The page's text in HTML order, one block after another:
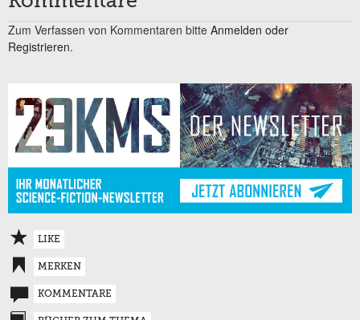
Zum Verfassen von Kommentaren bitte Anmelden oder
Registrieren.
LIKE
MERKEN
KOMMENTARE